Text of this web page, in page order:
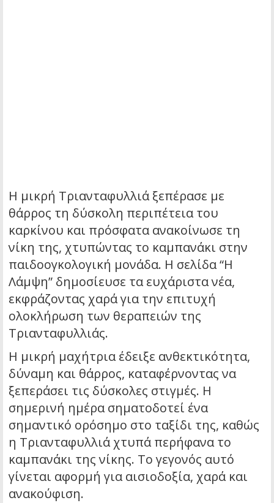
Η μικρή Τριανταφυλλιά ξεπέρασε με
θάρρος τη δύσκολη περιπέτεια του
καρκίνου και πρόσφατα ανακοίνωσε τη
νίκη της, χτυπώντας το καμπανάκι στην
παιδοογκολογική μονάδα. Η σελίδα “Η
Λάμψη” δημοσίευσε τα ευχάριστα νέα,
εκφράζοντας χαρά για την επιτυχή
ολοκλήρωση των θεραπειών της
Τριανταφυλλιάς.
Η μικρή μαχήτρια έδειξε ανθεκτικότητα,
δύναμη και θάρρος, καταφέρνοντας να
ξεπεράσει τις δύσκολες στιγμές. Η
σημερινή ημέρα σηματοδοτεί ένα
σημαντικό ορόσημο στο ταξίδι της, καθώς
η Τριανταφυλλιά χτυπά περήφανα το
καμπανάκι της νίκης. Το γεγονός αυτό
γίνεται αφορμή για αισιοδοξία, χαρά και
ανακούφιση.